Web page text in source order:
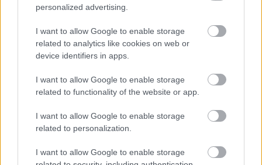
personalized advertising.
I want to allow Google to enable storage
related to analytics like cookies on web or
device identifiers in apps.
I want to allow Google to enable storage
related to functionality of the website or app.
I want to allow Google to enable storage
related to personalization.
I want to allow Google to enable storage
Hírlevél feliratkozás